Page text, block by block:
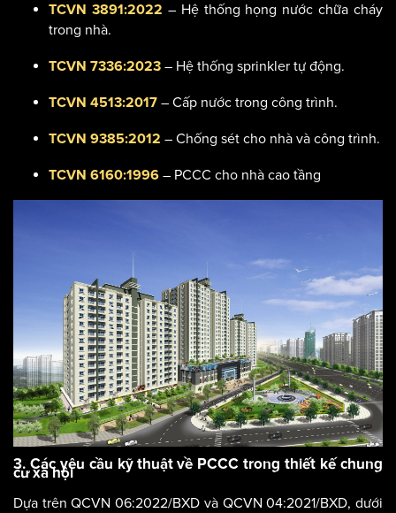
TCVN 3891:2022 – Hệ thống họng nước chữa cháy
trong nhà.
TCVN 7336:2023 – Hệ thống sprinkler tự động.
TCVN 4513:2017 – Cấp nước trong công trình.
TCVN 9385:2012 – Chống sét cho nhà và công trình.
TCVN 6160:1996 – PCCC cho nhà cao tầng
3. Các yêu cầu kỹ thuật về PCCC trong thiết kế chung
cư xã hội
Dựa trên QCVN 06:2022/BXD và QCVN 04:2021/BXD, dưới